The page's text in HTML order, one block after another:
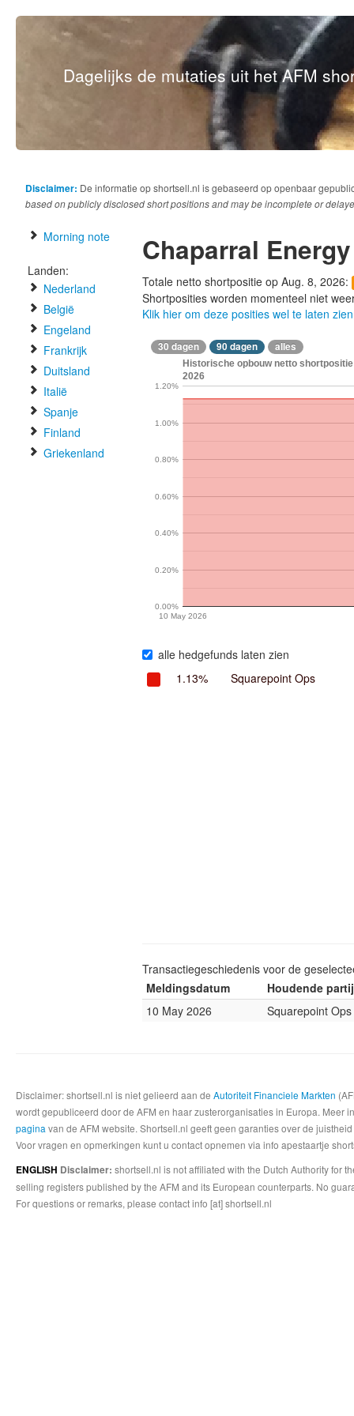
Dagelijks de mutaties uit het AFM
Disclaimer: De informatie op shortsell.nl is gebaseerd op openbaar
based on publicly disclosed short positions and may be incomplete or
Morning note
Landen:
Nederland
België
Engeland
Frankrijk
Duitsland
Italië
Spanje
Finland
Griekenland
Chaparral Energy
Totale netto shortpositie op Aug. 8, 2026:
Shortposities worden momenteel niet
Klik hier om deze posities wel te laten zien
30 dagen 90 dagen alles
Historische opbouw netto
2026
10 May 2026
0.00%
0.20%
0.40%
0.60%
0.80%
1.00%
1.20%
alle hedgefunds laten zien
1.13%
Squarepoint Ops
Transactiegeschiedenis voor de
Meldingsdatum
Houdende partij
10 May 2026
Squarepoint Ops
Disclaimer: shortsell.nl is niet gelieerd aan de Autoriteit Financiele Markten
wordt gepubliceerd door de AFM en haar zusterorganisaties in Europa.
pagina van de AFM website. Shortsell.nl geeft geen garanties over de
Voor vragen en opmerkingen kunt u contact opnemen via info apestaartje
ENGLISH Disclaimer: shortsell.nl is not affiliated with the Dutch Authority for
selling registers published by the AFM and its European counterparts. No
For questions or remarks, please contact info [at] shortsell.nl